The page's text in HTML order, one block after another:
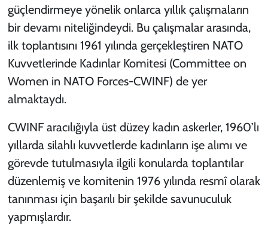
güçlendirmeye yönelik onlarca yıllık çalışmaların
bir devamı niteliğindeydi. Bu çalışmalar arasında,
ilk toplantısını 1961 yılında gerçekleştiren NATO
Kuvvetlerinde Kadınlar Komitesi (Committee on
Women in NATO Forces-CWINF) de yer
almaktaydı.
CWINF aracılığıyla üst düzey kadın askerler, 1960’lı
yıllarda silahlı kuvvetlerde kadınların işe alımı ve
görevde tutulmasıyla ilgili konularda toplantılar
düzenlemiş ve komitenin 1976 yılında resmî olarak
tanınması için başarılı bir şekilde savunuculuk
yapmışlardır.